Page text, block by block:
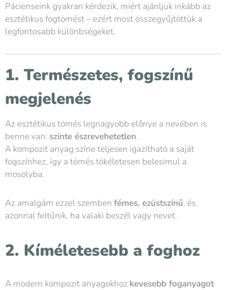
Pácienseink gyakran kérdezik, miért ajánljuk inkább az
esztétikus fogtömést – ezért most összegyűjtöttük a
legfontosabb különbségeket.
1. Természetes, fogszínű
megjelenés
Az esztétikus tömés legnagyobb előnye a nevében is
benne van: szinte észrevehetetlen.
A kompozit anyag színe teljesen igazítható a saját
fogszínhez, így a tömés tökéletesen belesimul a
mosolyba.
Az amalgám ezzel szemben fémes, ezüstszínű, és
azonnal feltűnik, ha valaki beszél vagy nevet.
2. Kíméletesebb a foghoz
A modern kompozit anyagokhoz kevesebb foganyagot